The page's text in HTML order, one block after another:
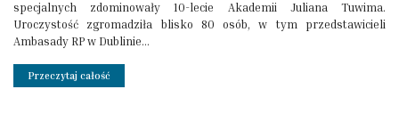
specjalnych zdominowały 10-lecie Akademii Juliana Tuwima.
Uroczystość zgromadziła blisko 80 osób, w tym przedstawicieli
Ambasady RP w Dublinie...
Przeczytaj całość